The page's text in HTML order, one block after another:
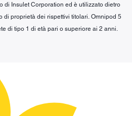
di Insulet Corporation ed è utilizzato dietro
di proprietà dei rispettivi titolari. Omnipod 5
di tipo 1 di età pari o superiore ai 2 anni.